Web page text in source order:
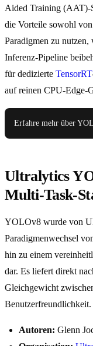
Aided Training (AAT)-
die Vorteile sowohl
Paradigmen zu
Inferenz-Pipeline
für dedizierte TensorRT
auf reinen CPU-Edge-
Erfahre mehr über
Ultralytics
Multi-Task-
YOLOv8 wurde von
Paradigmenwechsel
hin zu einem
dar. Es liefert direkt
Gleichgewicht
Benutzerfreundlichkeit.
Autoren: Glenn